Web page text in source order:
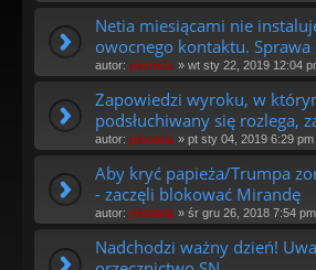
Netia miesiącami nie
owocnego kontaktu.
autor: piotrniz » wt sty 22, 2019 12:04
Zapowiedzi wyroku, w
podsłuchiwany się rozlega,
autor: piotrniz » pt sty 04, 2019 6:29 pm
Aby kryć papieża/Trumpa
- zaczęli blokować Mirandę
autor: piotrniz » śr gru 26, 2018 7:54 pm
Nadchodzi ważny dzień!